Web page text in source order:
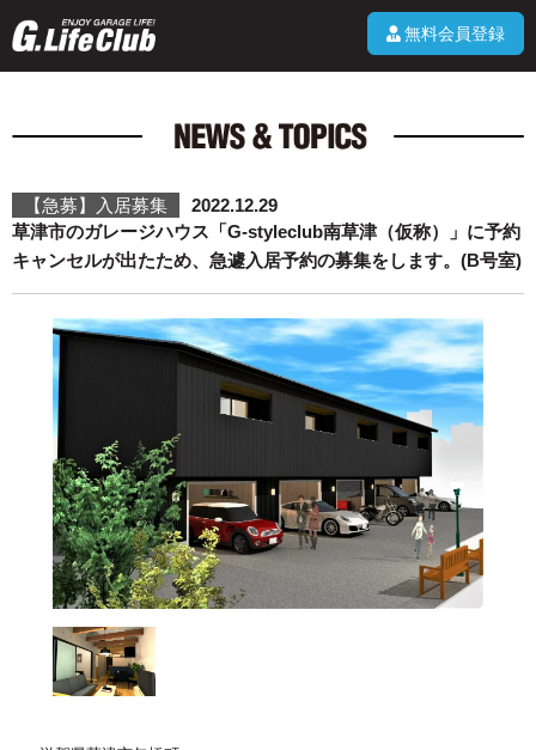
無料会員登録
【急募】入居募集
2022.12.29
草津市のガレージハウス「G-styleclub南草津（仮称）」に予約
キャンセルが出たため、急遽入居予約の募集をします。(B号室)